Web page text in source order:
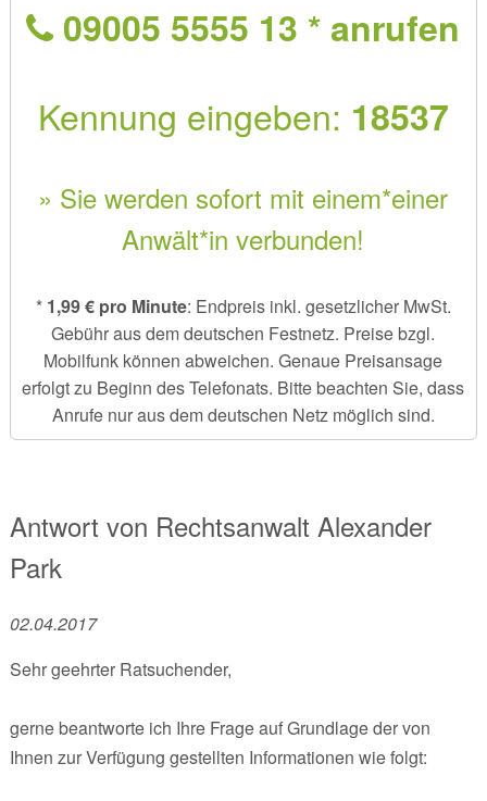
09005 5555 13 * anrufen
Kennung eingeben: 18537
» Sie werden sofort mit einem*einer
Anwält*in verbunden!
* 1,99 € pro Minute: Endpreis inkl. gesetzlicher MwSt.
Gebühr aus dem deutschen Festnetz. Preise bzgl.
Mobilfunk können abweichen. Genaue Preisansage
erfolgt zu Beginn des Telefonats. Bitte beachten Sie, dass
Anrufe nur aus dem deutschen Netz möglich sind.
Antwort von Rechtsanwalt Alexander
Park
02.04.2017
Sehr geehrter Ratsuchender,
gerne beantworte ich Ihre Frage auf Grundlage der von
Ihnen zur Verfügung gestellten Informationen wie folgt: